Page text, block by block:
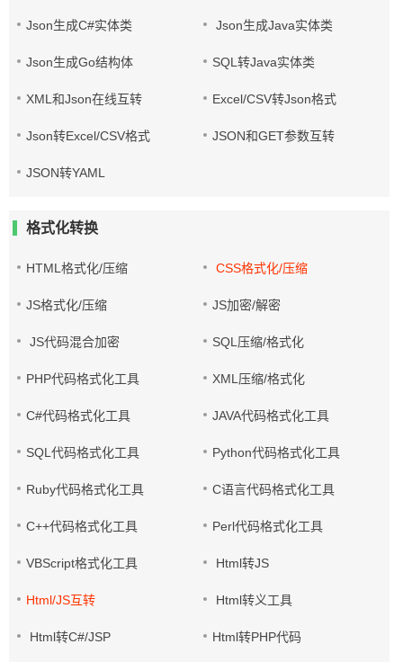
Json生成C#实体类 Json生成Java实体类
Json生成Go结构体 SQL转Java实体类
XML和Json在线互转 Excel/CSV转Json格式
Json转Excel/CSV格式 JSON和GET参数互转
JSON转YAML
格式化转换
HTML格式化/压缩 CSS格式化/压缩
JS格式化/压缩 JS加密/解密
JS代码混合加密 SQL压缩/格式化
PHP代码格式化工具 XML压缩/格式化
C#代码格式化工具 JAVA代码格式化工具
SQL代码格式化工具 Python代码格式化工具
Ruby代码格式化工具 C语言代码格式化工具
C++代码格式化工具 Perl代码格式化工具
VBScript格式化工具 Html转JS
Html/JS互转 Html转义工具
Html转C#/JSP Html转PHP代码